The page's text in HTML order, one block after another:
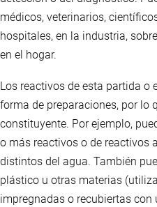
médicos, veterinarios,
hospitales, en la industria,
en el hogar.
Los reactivos de esta partida o
forma de preparaciones, por lo
constituyente. Por ejemplo,
o más reactivos o de reactivos
distintos del agua. También
plástico u otras materias
impregnadas o recubiertas